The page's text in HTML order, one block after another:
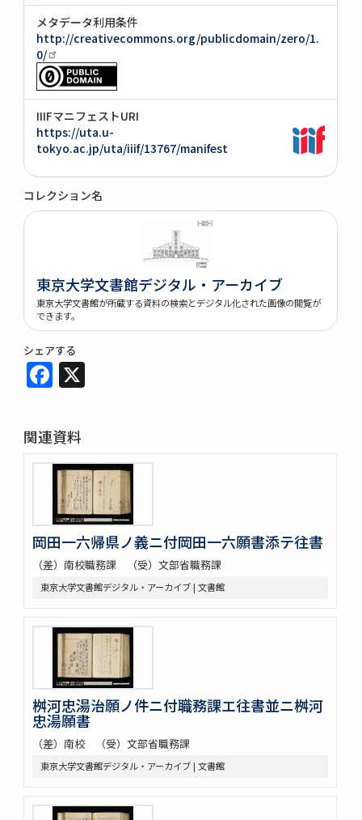
メタデータ利用条件
http://creativecommons.org/publicdomain/zero/1.
0/
IIIFマニフェストURI
https://uta.u-
tokyo.ac.jp/uta/iiif/13767/manifest
コレクション名
東京大学文書館デジタル・アーカイブ
東京大学文書館が所蔵する資料の検索とデジタル化された画像の閲覧が
できます。
シェアする
Facebook
関連資料
岡田一六帰県ノ義ニ付岡田一六願書添テ往書
（差）南校職務課 （受）文部省職務課
東京大学文書館デジタル・アーカイブ | 文書館
桝河忠湯治願ノ件ニ付職務課エ往書並ニ桝河
忠湯願書
（差）南校 （受）文部省職務課
東京大学文書館デジタル・アーカイブ | 文書館